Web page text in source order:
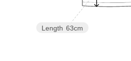
店舗へお問い合わせの際は、全国の
で下記の品名/品番をお申し付けくださ
品名：CB ｻﾃﾝDKGﾗｳﾝﾄﾞﾍﾑ TTP 品番：
Length 63cm